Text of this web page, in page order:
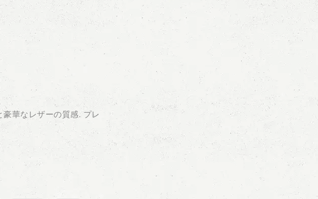
華なレザーの質感. プレ